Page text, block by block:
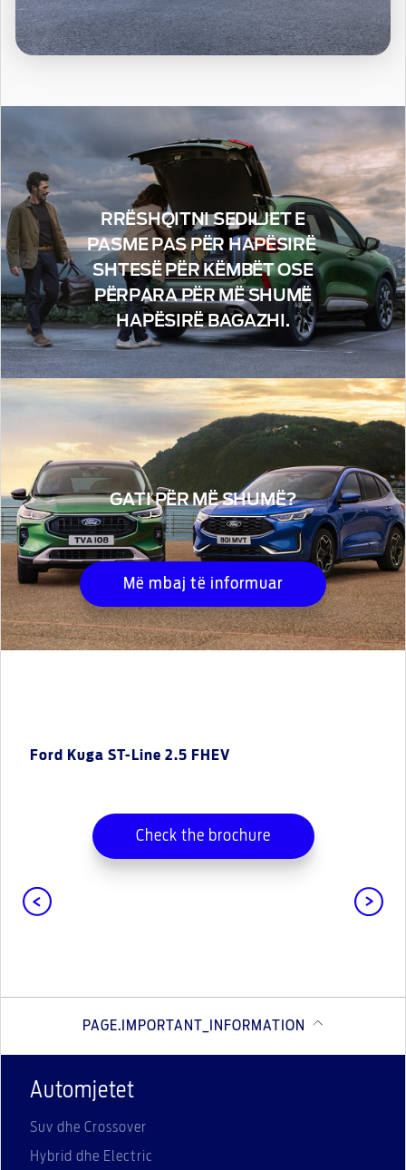
RRËSHQITNI SEDILJET E
PASME PAS PËR HAPËSIRË ​​
SHTESË PËR KËMBËT OSE
PËRPARA PËR MË SHUMË
HAPËSIRË ​​BAGAZHI.
GATI PËR MË SHUMË?
Më mbaj të informuar
Ford Kuga ST-Line 2.5 FHEV
Check the brochure
PAGE.IMPORTANT_INFORMATION
Automjetet
Suv dhe Crossover
Hybrid dhe Electric